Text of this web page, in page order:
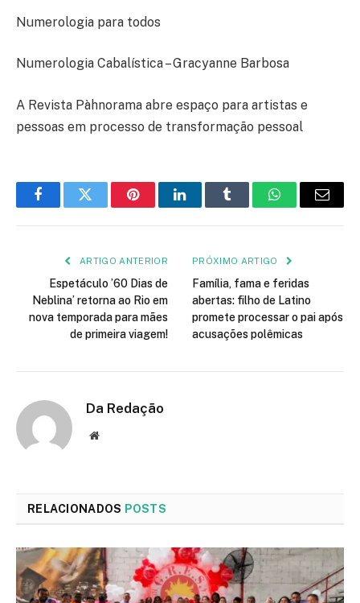
Numerologia para todos
Numerologia Cabalística – Gracyanne Barbosa
A Revista Pàhnorama abre espaço para artistas e
pessoas em processo de transformação pessoal
FacebookTwitter PinterestLinkedInTumblr WhatsApp
E-
ARTIGO ANTERIOR
Espetáculo ’60 Dias de
Neblina’ retorna ao Rio em
nova temporada para mães
de primeira viagem!
PRÓXIMO ARTIGO
Família, fama e feridas
abertas: filho de Latino
promete processar o pai após
acusações polêmicas
Da Redação
Site
RELACIONADOS POSTS